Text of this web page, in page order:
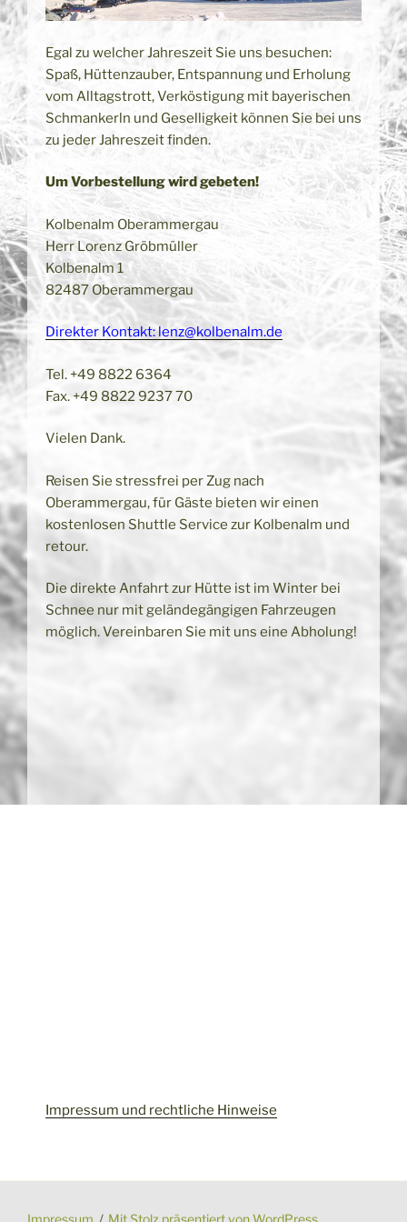
Egal zu welcher Jahreszeit Sie uns besuchen:
Spaß, Hüttenzauber, Entspannung und Erholung
vom Alltagstrott, Verköstigung mit bayerischen
Schmankerln und Geselligkeit können Sie bei uns
zu jeder Jahreszeit finden.
Um Vorbestellung wird gebeten!
Kolbenalm Oberammergau
Herr Lorenz Gröbmüller
Kolbenalm 1
82487 Oberammergau
Direkter Kontakt: lenz@kolbenalm.de
Tel. +49 8822 6364
Fax. +49 8822 9237 70
Vielen Dank.
Reisen Sie stressfrei per Zug nach
Oberammergau, für Gäste bieten wir einen
kostenlosen Shuttle Service zur Kolbenalm und
retour.
Die direkte Anfahrt zur Hütte ist im Winter bei
Schnee nur mit geländegängigen Fahrzeugen
möglich. Vereinbaren Sie mit uns eine Abholung!
Impressum und rechtliche Hinweise
Impressum Mit Stolz präsentiert von WordPress